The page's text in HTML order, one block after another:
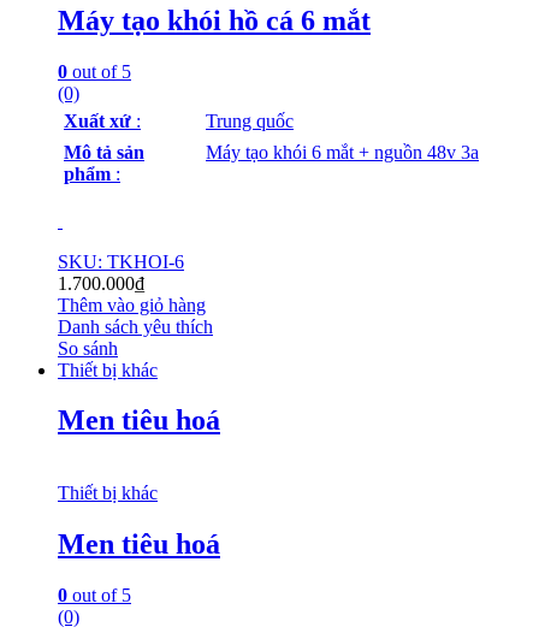
Máy tạo khói hồ cá 6 mắt
0 out of 5
(0)
Xuất xứ :
Trung quốc
Mô tả sản
phẩm :
Máy tạo khói 6 mắt + nguồn 48v 3a
SKU: TKHOI-6
1.700.000₫
Thêm vào giỏ hàng
Danh sách yêu thích
So sánh
Thiết bị khác
Men tiêu hoá
Thiết bị khác
Men tiêu hoá
0 out of 5
(0)